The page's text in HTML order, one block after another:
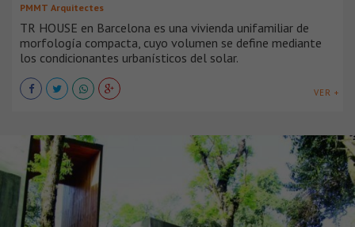
PMMT Arquitectes
TR HOUSE en Barcelona es una vivienda unifamiliar de
morfología compacta, cuyo volumen se define mediante
los condicionantes urbanísticos del solar.
VER +